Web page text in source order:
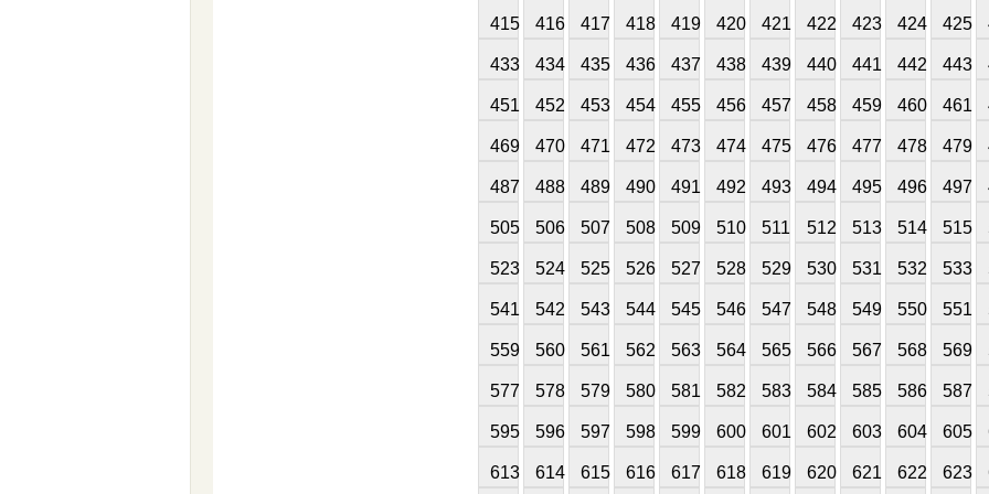
415 416 417 418 419 420 421 422 423 424 425
433 434 435 436 437 438 439 440 441 442 443
451 452 453 454 455 456 457 458 459 460 461
469 470 471 472 473 474 475 476 477 478 479
487 488 489 490 491 492 493 494 495 496 497
505 506 507 508 509 510 511 512 513 514 515
523 524 525 526 527 528 529 530 531 532 533
541 542 543 544 545 546 547 548 549 550 551
559 560 561 562 563 564 565 566 567 568 569
577 578 579 580 581 582 583 584 585 586 587
595 596 597 598 599 600 601 602 603 604 605
613 614 615 616 617 618 619 620 621 622 623